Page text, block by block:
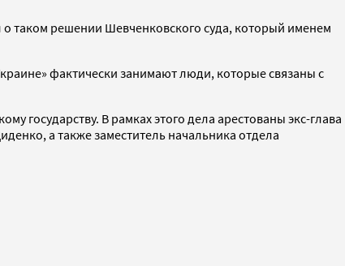
о таком решении Шевченковского суда, который именем
фактически занимают люди, которые связаны с
государству. В рамках этого дела арестованы экс-глава
а также заместитель начальника отдела